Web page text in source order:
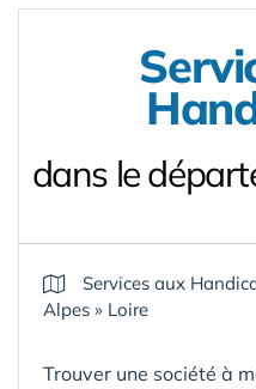
dans le
Services aux
Alpes » Loire
Trouver une société à